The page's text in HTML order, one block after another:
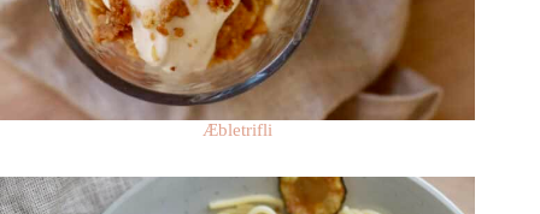
Æbletrifli